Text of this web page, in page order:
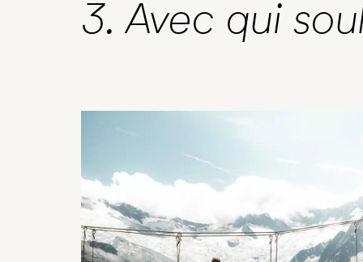
3. Avec qui